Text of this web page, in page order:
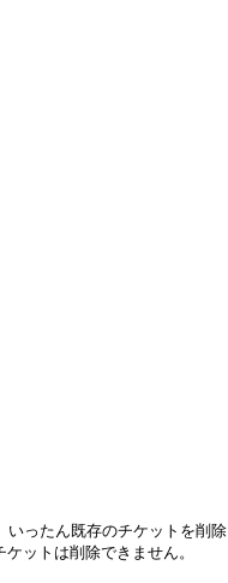
ったん既存のチケットを削除
ットは削除できません。